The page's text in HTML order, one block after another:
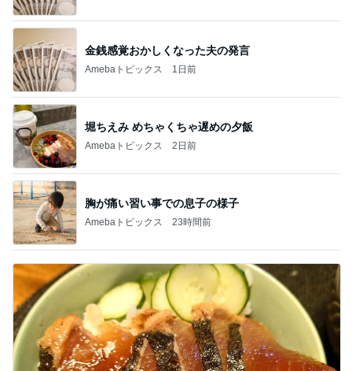
金銭感覚おかしくなった夫の発言
Amebaトピックス 1日前
堀ちえみ めちゃくちゃ遅めの夕飯
Amebaトピックス 2日前
胸が痛い習い事での息子の様子
Amebaトピックス 23時間前